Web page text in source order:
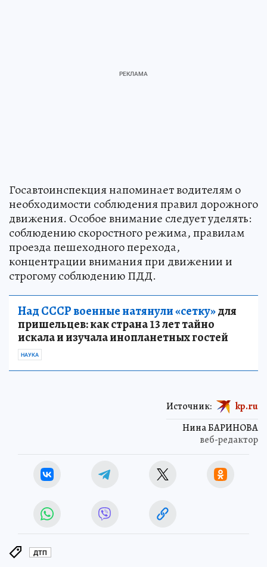
Госавтоинспекция напоминает водителям о
необходимости соблюдения правил дорожного
движения. Особое внимание следует уделять:
соблюдению скоростного режима, правилам
проезда пешеходного перехода,
концентрации внимания при движении и
строгому соблюдению ПДД.
Над СССР военные натянули «сетку»для
пришельцев: как страна 13 лет тайно
искала и изучала инопланетных гостей
НАУКА
Нина БАРИНОВА
веб-редактор
Источник: kp.ru
ДТП